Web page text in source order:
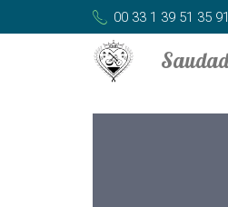
00 33 1 39 51 35 91